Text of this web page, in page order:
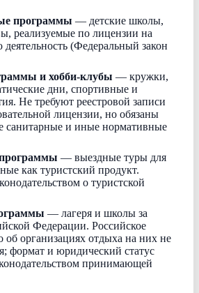
программы — детские школы,
реализуемые по лицензии на
деятельность (Федеральный закон
и хобби-клубы — кружки,
дни, спортивные и
Не требуют реестровой записи
лицензии, но обязаны
санитарные и иные нормативные
— выездные туры для
как туристский продукт.
о туристской
— лагеря и школы за
Федерации. Российское
об организациях отдыха на них не
формат и юридический статус
принимающей